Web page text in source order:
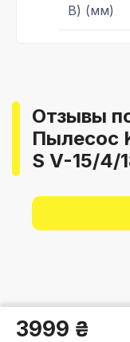
В) (мм)
Отзывы
Пылесос
S V-15/4/
3999 ₴